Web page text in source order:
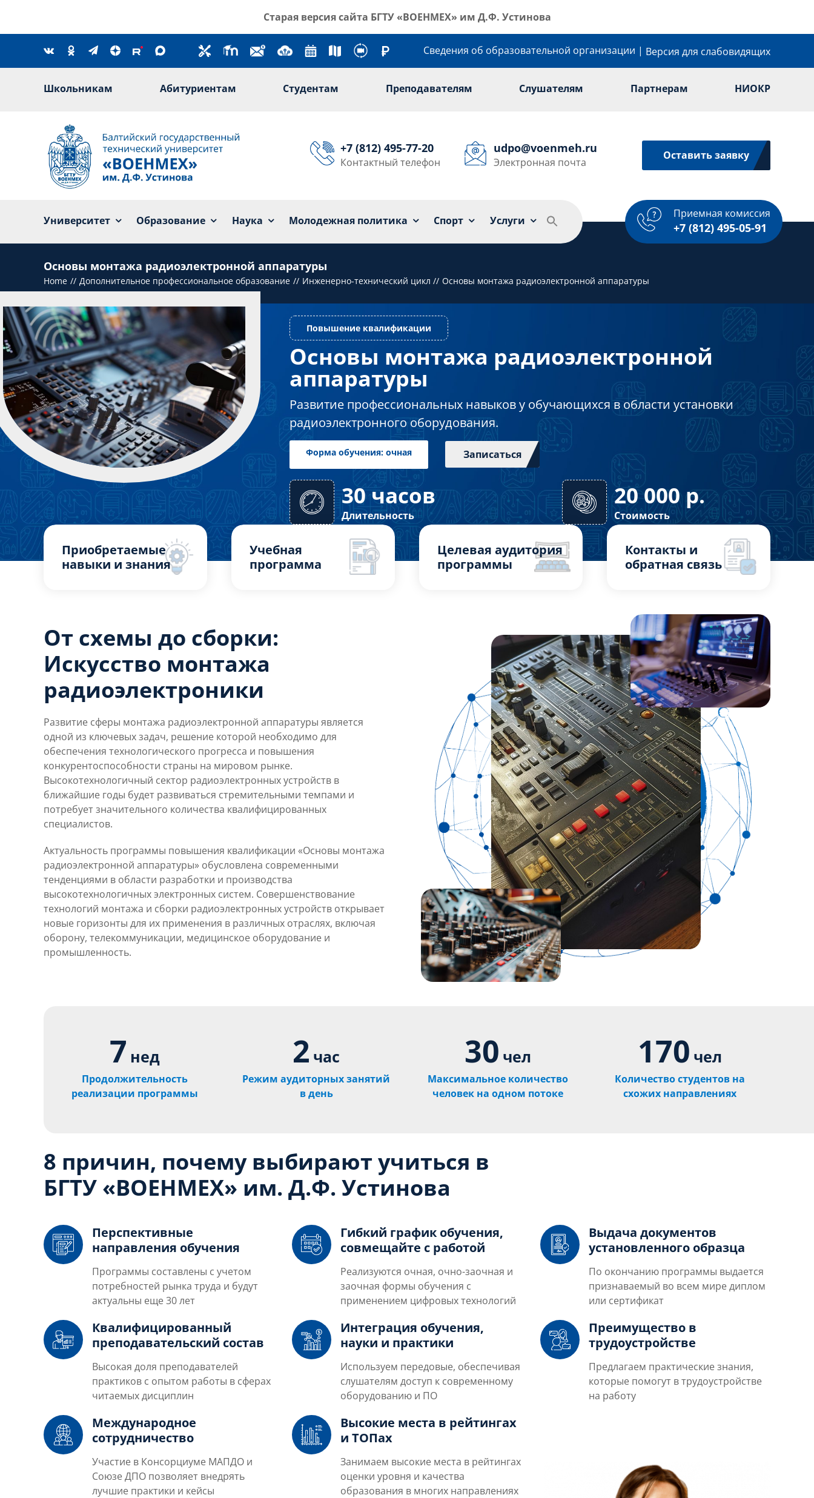
content
Старая версия сайта БГТУ «ВОЕНМЕХ» им Д.Ф. Устинова
Сведения об образовательной организации | Версия для слабовидящих
Школьникам Абитуриентам Студентам Преподавателям Слушателям Партнерам НИОКР
+7 (812) 495-77-20
Контактный телефон
udpo@voenmeh.ru
Электронная почта
Оставить заявку
Университет Образование Наука Молодежная политика Спорт Услуги
Приемная комиссия
+7 (812) 495-05-91
Университет Образование Наука Молодежная политика Спорт Услуги
Основы монтажа радиоэлектронной аппаратуры
Home Дополнительное профессиональное образование Инженерно-технический цикл Основы монтажа радиоэлектронной аппаратуры
Повышение квалификации
Основы монтажа радиоэлектронной
аппаратуры
Развитие профессиональных навыков у обучающихся в области установки
радиоэлектронного оборудования.
Форма обучения: очная
Записаться
30 часов
Длительность
20 000р.
Стоимость
Приобретаемые
навыки и знания
Учебная
программа
Целевая аудитория
программы
Контакты и
обратная связь
От схемы до сборки:
Искусство монтажа
радиоэлектроники
Развитие сферы монтажа радиоэлектронной аппаратуры является
одной из ключевых задач, решение которой необходимо для
обеспечения технологического прогресса и повышения
конкурентоспособности страны на мировом рынке.
Высокотехнологичный сектор радиоэлектронных устройств в
ближайшие годы будет развиваться стремительными темпами и
потребует значительного количества квалифицированных
специалистов.
Актуальность программы повышения квалификации «Основы монтажа
радиоэлектронной аппаратуры» обусловлена современными
тенденциями в области разработки и производства
высокотехнологичных электронных систем. Совершенствование
технологий монтажа и сборки радиоэлектронных устройств открывает
новые горизонты для их применения в различных отраслях, включая
оборону, телекоммуникации, медицинское оборудование и
промышленность.
7 нед
Продолжительность
реализации программы
2 час
Режим аудиторных занятий
в день
30 чел
Максимальное количество
человек на одном потоке
170 чел
Количество студентов на
схожих направлениях
8 причин, почему выбирают учиться в
БГТУ «ВОЕНМЕХ» им. Д.Ф. Устинова
Перспективные
направления обучения
Программы составлены с учетом
потребностей рынка труда и будут
актуальны еще 30 лет
Гибкий график обучения,
совмещайте с работой
Реализуются очная, очно-заочная и
заочная формы обучения с
применением цифровых технологий
Выдача документов
установленного образца
По окончанию программы выдается
признаваемый во всем мире диплом
или сертификат
Квалифицированный
преподавательский состав
Высокая доля преподавателей
практиков с опытом работы в сферах
читаемых дисциплин
Интеграция обучения,
науки и практики
Используем передовые, обеспечивая
слушателям доступ к современному
оборудованию и ПО
Преимущество в
трудоустройстве
Предлагаем практические знания,
которые помогут в трудоустройстве
на работу
Международное
сотрудничество
Участие в Консорциуме МАПДО и
Союзе ДПО позволяет внедрять
лучшие практики и кейсы
Высокие места в рейтингах
и ТОПах
Занимаем высокие места в рейтингах
оценки уровня и качества
образования в многих направлениях